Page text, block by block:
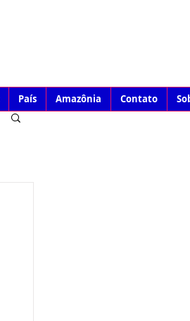
País Amazônia Contato